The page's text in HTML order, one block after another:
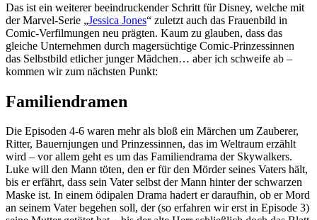
Das ist ein weiterer beeindruckender Schritt für Disney, welche mit
der Marvel-Serie „Jessica Jones“ zuletzt auch das Frauenbild in
Comic-Verfilmungen neu prägten. Kaum zu glauben, dass das
gleiche Unternehmen durch magersüchtige Comic-Prinzessinnen
das Selbstbild etlicher junger Mädchen… aber ich schweife ab –
kommen wir zum nächsten Punkt:
Familiendramen
Die Episoden 4-6 waren mehr als bloß ein Märchen um Zauberer,
Ritter, Bauernjungen und Prinzessinnen, das im Weltraum erzählt
wird – vor allem geht es um das Familiendrama der Skywalkers.
Luke will den Mann töten, den er für den Mörder seines Vaters hält,
bis er erfährt, dass sein Vater selbst der Mann hinter der schwarzen
Maske ist. In einem ödipalen Drama hadert er daraufhin, ob er Mord
an seinem Vater begehen soll, der (so erfahren wir erst in Episode 3)